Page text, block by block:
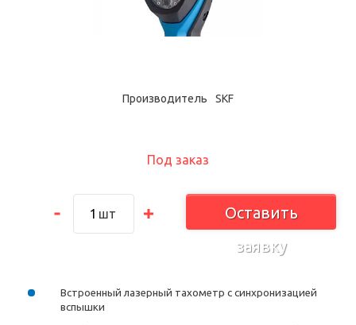
Под заказ
шт
Оставить
заявку
Производитель SKF
Встроенный лазерный тахометр с синхронизацией
вспышки